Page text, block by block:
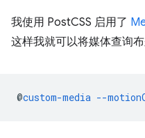
我使用 PostCSS 启用了
这样我就可以将媒体查询
@custom-media --